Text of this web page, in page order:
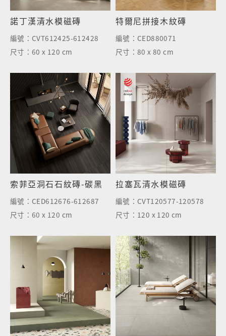
諾丁漢清水模磁磚
編號： CVT612425-612428
尺寸：60 x 120 cm
特爾尼拼接木紋磚
編號： CED880071
尺寸：80 x 80 cm
索菲亞洞石石紋磚-碳黑
編號： CED612676-612687
尺寸：60 x 120 cm
拉塞瓦清水模磁磚
編號： CVT120577-120578
尺寸： 120 x 120 cm